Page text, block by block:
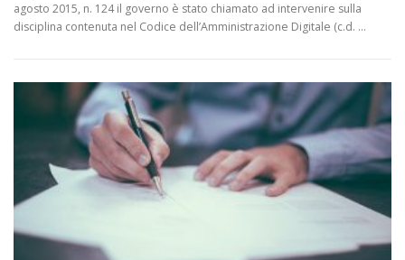
agosto 2015, n. 124 il governo è stato chiamato ad intervenire sulla
disciplina contenuta nel Codice dell’Amministrazione Digitale (c.d. …